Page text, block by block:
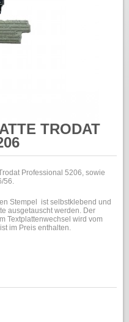
TRODAT
Professional 5206, sowie
56.
Stempel ist selbstklebend und
ausgetauscht werden. Der
Textplattenwechsel wird vom
im Preis enthalten.